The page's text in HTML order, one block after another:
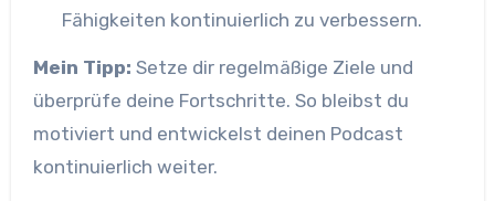
Fähigkeiten kontinuierlich zu verbessern.
Mein Tipp: Setze dir regelmäßige Ziele und
überprüfe deine Fortschritte. So bleibst du
motiviert und entwickelst deinen Podcast
kontinuierlich weiter.